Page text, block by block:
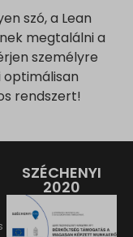
szó, a Lean
megtalálni a
személyre
rendszert!
SZÉCHENYI
2020